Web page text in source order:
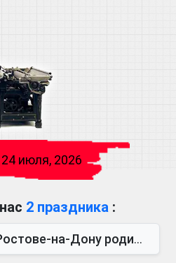
июля, 2026
2 праздника :
Михайлович Глушков. Под руководством Виктора Михайло...